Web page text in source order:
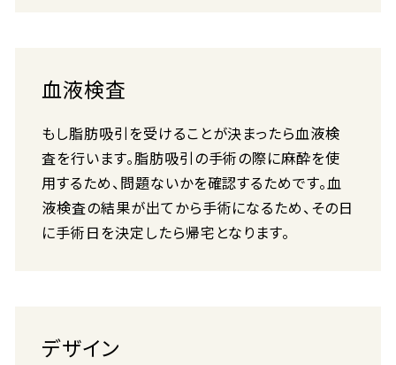
血液検査
もし脂肪吸引を受けることが決まったら血液検
査を行います。脂肪吸引の手術の際に麻酔を使
用するため、問題ないかを確認するためです。血
液検査の結果が出てから手術になるため、その日
に手術日を決定したら帰宅となります。
デザイン